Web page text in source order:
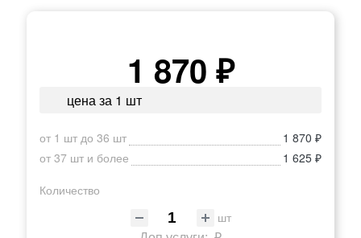
1 870 ₽
цена за 1 шт
от 1 шт до 36 шт
1 870 ₽
от 37 шт и более
1 625 ₽
Количество
шт